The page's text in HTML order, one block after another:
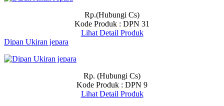
Rp.(Hubungi Cs)
Kode Produk : DPN 31
Lihat Detail Produk
Dipan Ukiran jepara
Rp. (Hubungi Cs)
Kode Produk : DPN 9
Lihat Detail Produk